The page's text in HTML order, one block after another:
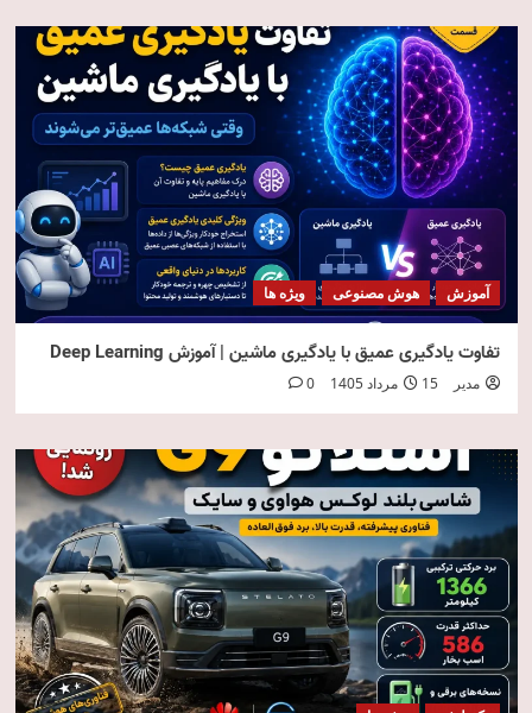
آموزش هوش مصنوعی ویژه ها
تفاوت یادگیری عمیق با یادگیری ماشین | آموزش Deep Learning
مدیر 15 مرداد 1405 0